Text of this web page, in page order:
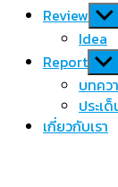
Review Show
sub
Idea
Report Show
sub
บทคว
ประเ
เกี่ยวกับเรา